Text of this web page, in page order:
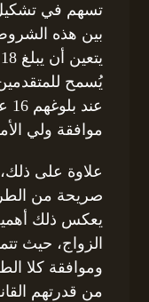
تسهم في
بين هذه
يُسمح للمتقدمين
موافقة ولي
علاوة على
صريحة من
يعكس ذلك
الزواج، حيث
وموافقة كلا
من قدرتهم